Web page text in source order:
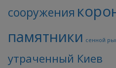
сооружения
памятники сенной
утраченный Киев